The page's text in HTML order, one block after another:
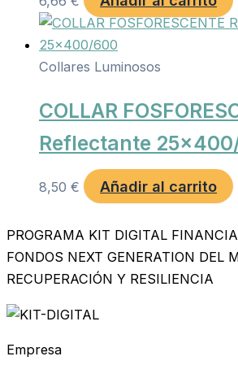
Collares Luminosos
COLLAR
Reflectante
8,50 € Añadir al carrito
PROGRAMA KIT DIGITAL
FONDOS NEXT GENERATION DEL
RECUPERACIÓN Y RESILIENCIA
Empresa